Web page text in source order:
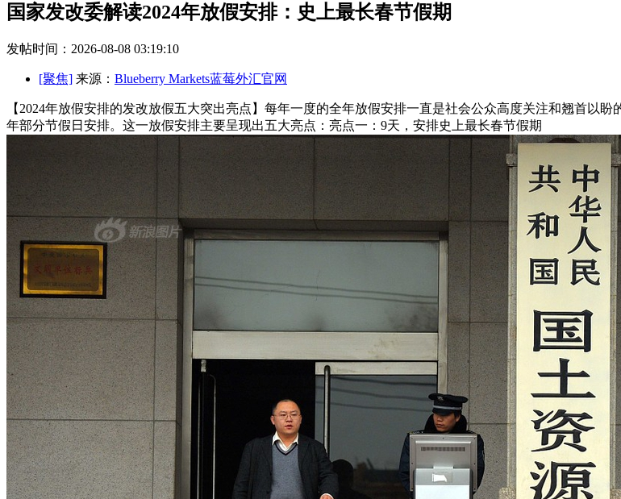
国家发改委解读2024年放假安排：史上最长春节假期
发帖时间：2026-08-08 03:19:10
[聚焦] 来源： Blueberry Markets蓝莓外汇官网
【2024年放假安排的发改放假五大突出亮点】每年一度的全年放假安排一直是社会公众高度关注和翘首以
年部分节假日安排。这一放假安排主要呈现出五大亮点：亮点一：9天，安排史上最长春节假期